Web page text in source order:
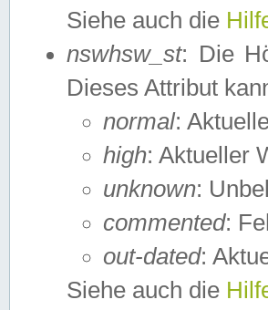
Siehe auch die
nswhsw_st: Die
Dieses Attribut
normal:
high: Aktueller
unknown:
commented:
out-dated:
Siehe auch die